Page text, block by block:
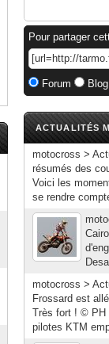
Pour partager
Forum
ACTUALITÉS
motocross >
résumés des
Voici les
se rendre
motocross >
Frossard est
Très fort ! © PH
pilotes KTM